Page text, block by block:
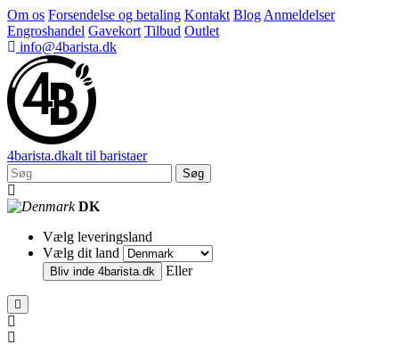
Om os Forsendelse og betaling Kontakt Blog Anmeldelser
Engroshandel Gavekort Tilbud Outlet
info@4barista.dk
4barista.dkalt til baristaer
Søg
DK
Vælg leveringsland
Vælg dit land
Bliv inde 4barista.dk Eller